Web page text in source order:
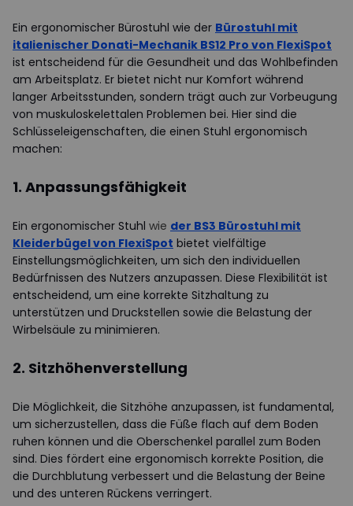
Ein ergonomischer Bürostuhl wie der Bürostuhl mit
italienischer Donati-Mechanik BS12 Pro von FlexiSpot
ist entscheidend für die Gesundheit und das Wohlbefinden
am Arbeitsplatz. Er bietet nicht nur Komfort während
langer Arbeitsstunden, sondern trägt auch zur Vorbeugung
von muskuloskelettalen Problemen bei. Hier sind die
Schlüsseleigenschaften, die einen Stuhl ergonomisch
machen:
1. Anpassungsfähigkeit
Ein ergonomischer Stuhl wie der BS3 Bürostuhl mit
Kleiderbügel von FlexiSpot bietet vielfältige
Einstellungsmöglichkeiten, um sich den individuellen
Bedürfnissen des Nutzers anzupassen. Diese Flexibilität ist
entscheidend, um eine korrekte Sitzhaltung zu
unterstützen und Druckstellen sowie die Belastung der
Wirbelsäule zu minimieren.
2. Sitzhöhenverstellung
Die Möglichkeit, die Sitzhöhe anzupassen, ist fundamental,
um sicherzustellen, dass die Füße flach auf dem Boden
ruhen können und die Oberschenkel parallel zum Boden
sind. Dies fördert eine ergonomisch korrekte Position, die
die Durchblutung verbessert und die Belastung der Beine
und des unteren Rückens verringert.